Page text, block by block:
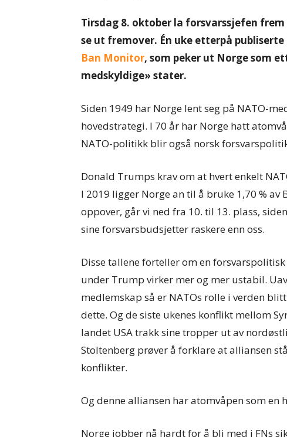
Tirsdag 8. oktober la forsvarssjefen
se ut fremover. Én uke etterpå
Ban Monitor, som peker ut Norge som
medskyldige» stater.
Siden 1949 har Norge lent seg på NATO-
hovedstrategi. I 70 år har Norge hatt
NATO-politikk blir også norsk
Donald Trumps krav om at hvert enkelt
I 2019 ligger Norge an til å bruke 1,70 % av
oppover, går vi ned fra 10. til 13. plass,
sine forsvarsbudsjetter raskere enn oss.
Disse tallene forteller om en
under Trump virker mer og mer ustabil.
medlemskap så er NATOs rolle i verden
dette. Og de siste ukenes konflikt mellom
landet USA trakk sine tropper ut av
Stoltenberg prøver å forklare at alliansen
konflikter.
Og denne alliansen har atomvåpen som en
Norge jobber nå hardt for å bli med i FNs